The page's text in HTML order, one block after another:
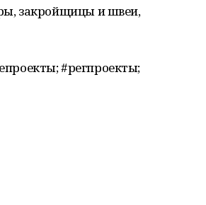
закройщицы и швеи,
#регпроекты;